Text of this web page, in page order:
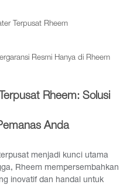
Terpusat Rheem
Resmi Hanya di Rheem
Rheem: Solusi
Anda
menjadi kunci utama
Rheem mempersembahkan
inovatif dan handal untuk